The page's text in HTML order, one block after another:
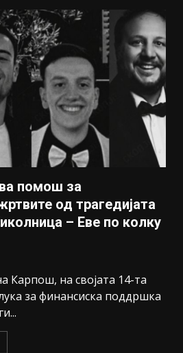
помош за
од трагедијата
– Еве по колку
Карпош, на својата 14-та
за финансиска поддршка